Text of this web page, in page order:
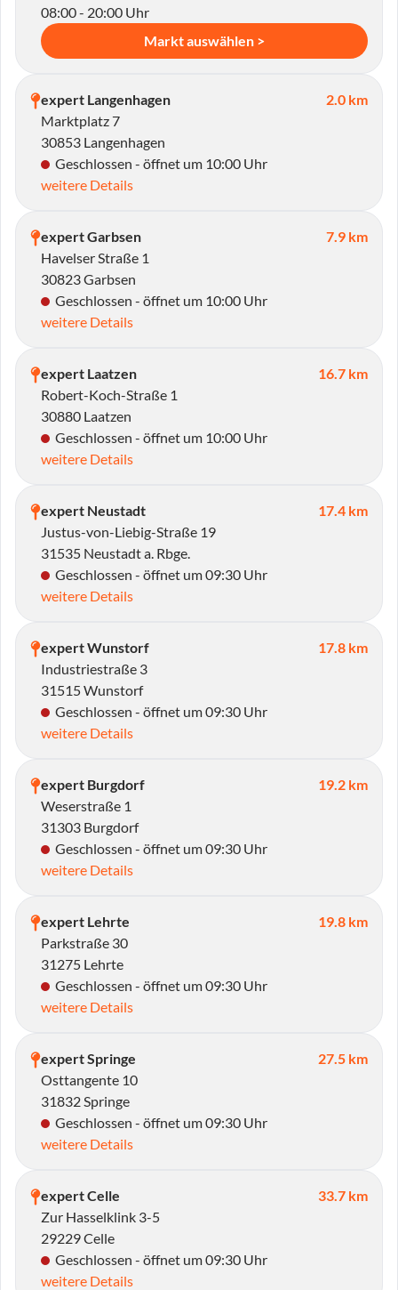
08:00 - 20:00 Uhr
Markt auswählen >
expert Langenhagen
2.0 km
Marktplatz 7
30853 Langenhagen
Geschlossen - öffnet um 10:00 Uhr
weitere Details
expert Garbsen
7.9 km
Havelser Straße 1
30823 Garbsen
Geschlossen - öffnet um 10:00 Uhr
weitere Details
expert Laatzen
16.7 km
Robert-Koch-Straße 1
30880 Laatzen
Geschlossen - öffnet um 10:00 Uhr
weitere Details
expert Neustadt
17.4 km
Justus-von-Liebig-Straße 19
31535 Neustadt a. Rbge.
Geschlossen - öffnet um 09:30 Uhr
weitere Details
expert Wunstorf
17.8 km
Industriestraße 3
31515 Wunstorf
Geschlossen - öffnet um 09:30 Uhr
weitere Details
expert Burgdorf
19.2 km
Weserstraße 1
31303 Burgdorf
Geschlossen - öffnet um 09:30 Uhr
weitere Details
expert Lehrte
19.8 km
Parkstraße 30
31275 Lehrte
Geschlossen - öffnet um 09:30 Uhr
weitere Details
expert Springe
27.5 km
Osttangente 10
31832 Springe
Geschlossen - öffnet um 09:30 Uhr
weitere Details
expert Celle
33.7 km
Zur Hasselklink 3-5
29229 Celle
Geschlossen - öffnet um 09:30 Uhr
weitere Details